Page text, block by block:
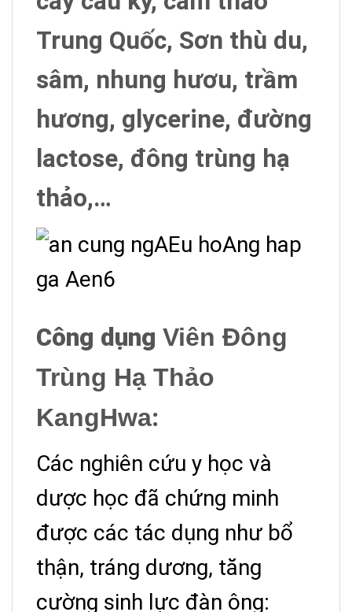
Trung Quốc, Sơn thù du,
sâm, nhung hươu, trầm
hương, glycerine, đường
lactose, đông trùng hạ
thảo,…
Công dụng Viên Đông
Trùng Hạ Thảo
KangHwa:
Các nghiên cứu y học và
dược học đã chứng minh
được các tác dụng như bổ
thận, tráng dương, tăng
cường sinh lực đàn ông: